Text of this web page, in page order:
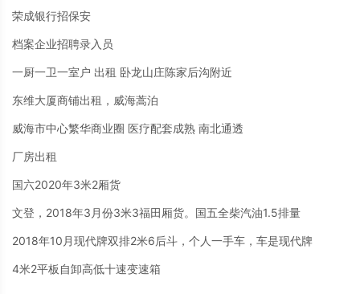
荣成银行招保安
档案企业招聘录入员
一厨一卫一室户 出租 卧龙山庄陈家后沟附近
东维大厦商铺出租，威海蒿泊
威海市中心繁华商业圈 医疗配套成熟 南北通透
厂房出租
国六2020年3米2厢货
文登，2018年3月份3米3福田厢货。国五全柴汽油1.5排量
2018年10月现代牌双排2米6后斗，个人一手车，车是现代牌
4米2平板自卸高低十速变速箱